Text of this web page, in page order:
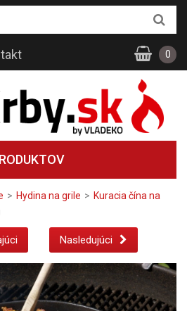
> Hydina na grile > Kuracia čína na
Nasledujúci
0